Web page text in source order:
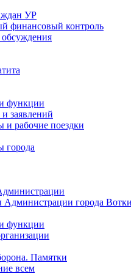
УР
финансовый контроль
функции
заявлений
рабочие поездки
города
Администрации города
функции
Памятки
всем